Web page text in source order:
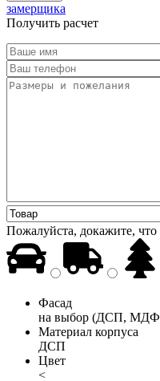
замерщика
Получить расчет
Пожалуйста, докажите,
Фасад
на выбор (ДСП,
Материал корпуса
ДСП
Цвет
<